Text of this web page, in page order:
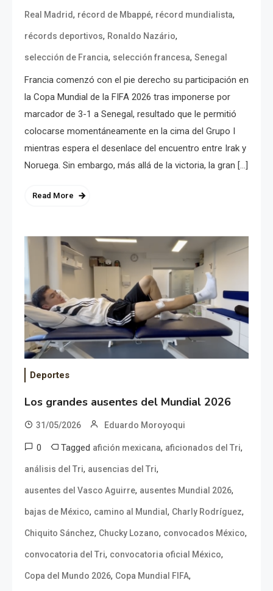
Real Madrid, récord de Mbappé, récord mundialista,
récords deportivos, Ronaldo Nazário,
selección de Francia, selección francesa, Senegal
Francia comenzó con el pie derecho su participación en
la Copa Mundial de la FIFA 2026 tras imponerse por
marcador de 3-1 a Senegal, resultado que le permitió
colocarse momentáneamente en la cima del Grupo I
mientras espera el desenlace del encuentro entre Irak y
Noruega. Sin embargo, más allá de la victoria, la gran […]
Read More
Deportes
Los grandes ausentes del Mundial 2026
31/05/2026 Eduardo Moroyoqui
0 Tagged afición mexicana, aficionados del Tri,
análisis del Tri, ausencias del Tri,
ausentes del Vasco Aguirre, ausentes Mundial 2026,
bajas de México, camino al Mundial , Charly Rodríguez,
Chiquito Sánchez, Chucky Lozano, convocados México,
convocatoria del Tri, convocatoria oficial México,
Copa del Mundo 2026, Copa Mundial FIFA,